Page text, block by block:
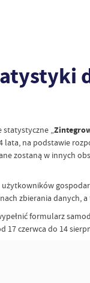
statystyczne „
na podstawie
zostaną w innych
zbierania danych,
formularz
17 czerwca do 14